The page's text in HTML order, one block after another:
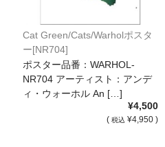
Cat Green/Cats/Warholポスタ
ー[NR704]
ポスター品番：WARHOL-
NR704 アーティスト：アンデ
ィ・ウォーホル An […]
¥4,500
( 税込 ¥4,950 )